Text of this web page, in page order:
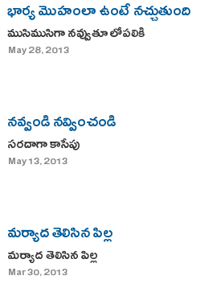
భార్య మొహంలా ఉంటే నచ్చుతుంది
ముసిముసిగా నవ్వుతూ లోపలికి
May 28, 2013
నవ్వండి నవ్వించండి
సరదాగా కాసేపు
May 13, 2013
మర్యాద తెలిసిన పిల్ల
మర్యాద తెలిసిన పిల్ల
Mar 30, 2013